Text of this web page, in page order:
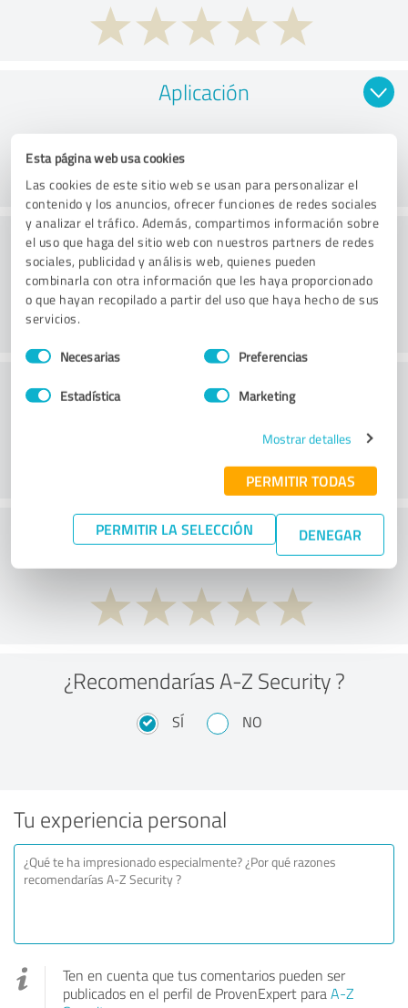
Esta página web usa cookies
Las cookies de este sitio web se usan para personalizar el
contenido y los anuncios, ofrecer funciones de redes sociales
y analizar el tráfico. Además, compartimos información sobre
el uso que haga del sitio web con nuestros partners de redes
sociales, publicidad y análisis web, quienes pueden
combinarla con otra información que les haya proporcionado
o que hayan recopilado a partir del uso que haya hecho de sus
servicios.
Selección
de
Necesarias Preferencias
Estadística Marketing
Mostrar detalles
PERMITIR TODAS
PERMITIR LA SELECCIÓN DENEGAR
Aplicación
Consultoría
Servicio de atención al cliente
¿Qué te parece la relación calidad-precio?
¿Recomendarías A-Z Security ?
SÍ NO
Tu experiencia personal
Ten en cuenta que tus comentarios pueden ser
publicados en el perfil de ProvenExpert paraA-Z